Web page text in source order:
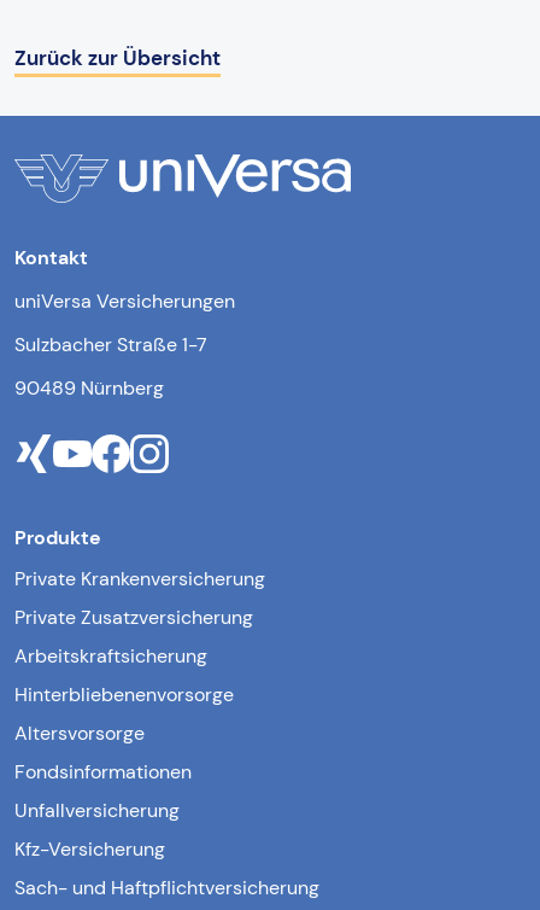
Zurück zur Übersicht
Kontakt
uniVersa Versicherungen
Sulzbacher Straße 1-7
90489 Nürnberg
Produkte
Private Krankenversicherung
Private Zusatzversicherung
Arbeitskraftsicherung
Hinterbliebenenvorsorge
Altersvorsorge
Fondsinformationen
Unfallversicherung
Kfz-Versicherung
Sach- und Haftpflichtversicherung